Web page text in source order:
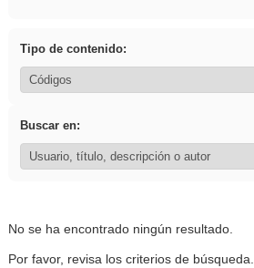
Tipo de contenido:
Buscar en:
No se ha encontrado ningún resultado.
Por favor, revisa los criterios de búsqueda.